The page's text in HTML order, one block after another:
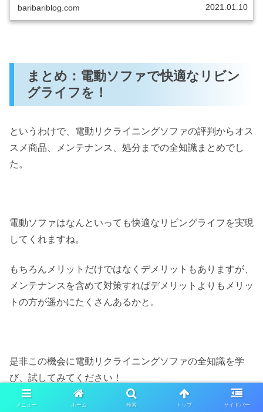
baribariblog.com 2021.01.10
まとめ：電動ソファで快適なリビン
グライフを！
というわけで、電動リクライニングソファの評判からオス
スメ商品、メンテナンス、処分までの全知識まとめでし
た。
電動ソファはなんといっても快適なリビングライフを実現
してくれますね。
もちろんメリットだけではなくデメリットもありますが、
メンテナンスを含めて対策すればデメリットよりもメリッ
トの方が遥かにたくさんあるかと。
是非この機会に電動リクライニングソファの全知識を学
び、試してみてください！
以上、おわり。
メニュー ホーム 検索 トップ サイドバー